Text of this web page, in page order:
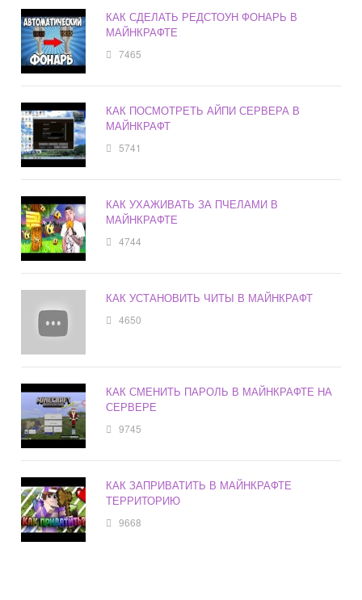
КАК СДЕЛАТЬ РЕДСТОУН ФОНАРЬ В
МАЙНКРАФТЕ
7465
КАК ПОСМОТРЕТЬ АЙПИ СЕРВЕРА В
МАЙНКРАФТ
5741
КАК УХАЖИВАТЬ ЗА ПЧЕЛАМИ В
МАЙНКРАФТЕ
4744
КАК УСТАНОВИТЬ ЧИТЫ В МАЙНКРАФТ
4650
КАК СМЕНИТЬ ПАРОЛЬ В МАЙНКРАФТЕ НА
СЕРВЕРЕ
9745
КАК ЗАПРИВАТИТЬ В МАЙНКРАФТЕ
ТЕРРИТОРИЮ
9668